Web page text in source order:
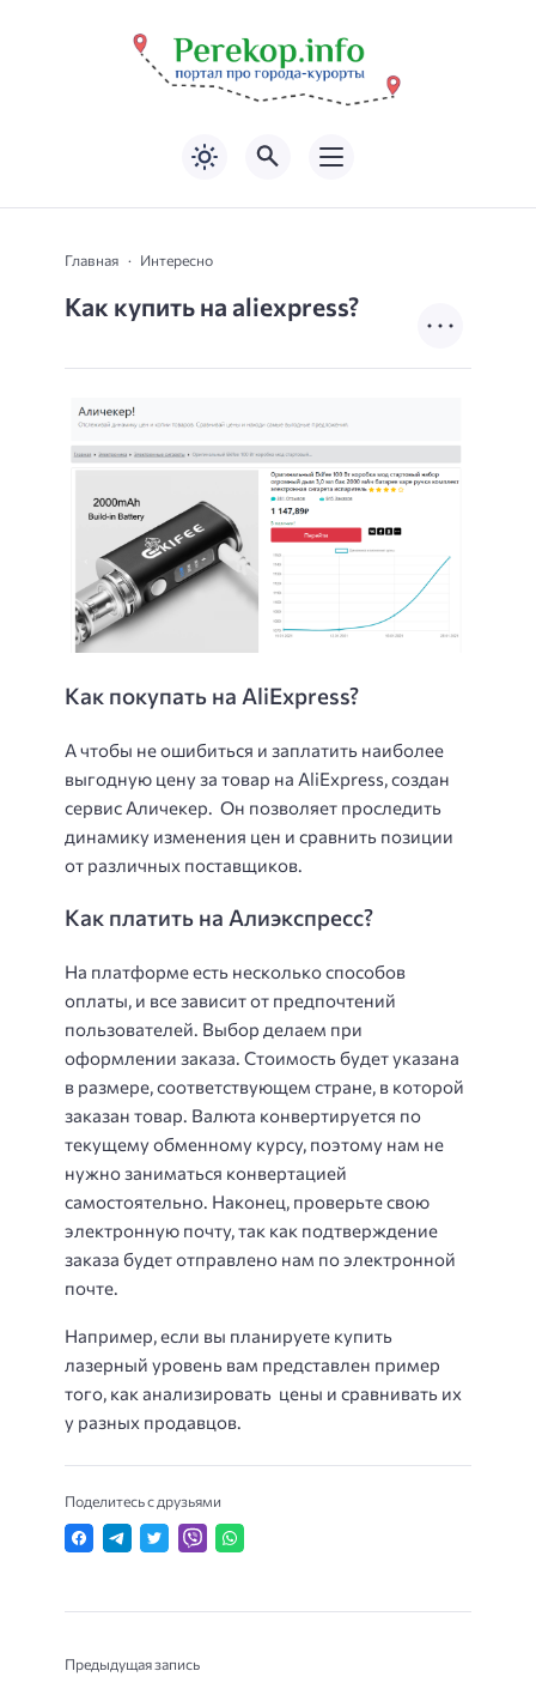
Главная Интересно
Как купить на aliexpress?
Как покупать на AliExpress?
А чтобы не ошибиться и заплатить наиболее
выгодную цену за товар на AliExpress, создан
сервис Аличекер. Он позволяет проследить
динамику изменения цен и сравнить позиции
от различных поставщиков.
Как платить на Алиэкспресс?
На платформе есть несколько способов
оплаты, и все зависит от предпочтений
пользователей. Выбор делаем при
оформлении заказа. Стоимость будет указана
в размере, соответствующем стране, в которой
заказан товар. Валюта конвертируется по
текущему обменному курсу, поэтому нам не
нужно заниматься конвертацией
самостоятельно. Наконец, проверьте свою
электронную почту, так как подтверждение
заказа будет отправлено нам по электронной
почте.
Например, если вы планируете купить
лазерный уровень вам представлен пример
того, как анализировать цены и сравнивать их
у разных продавцов.
Поделитесь с друзьями
Предыдущая запись